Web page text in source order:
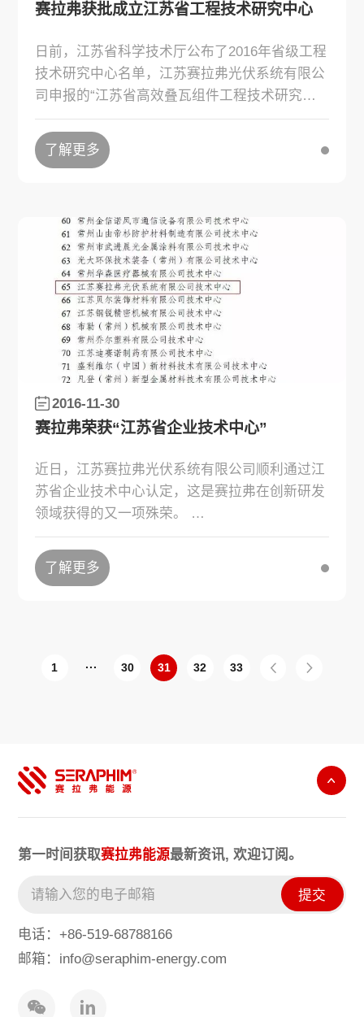
赛拉弗获批成立江苏省工程技术研究中心
日前，江苏省科学技术厅公布了2016年省级工程
技术研究中心名单，江苏赛拉弗光伏系统有限公
司申报的“江苏省高效叠瓦组件工程技术研究中
心”获得认定。这是赛拉弗继省级企业技术中心
认定后，再次在研发机构建设上的重大突破。
了解更多
2016-11-30
赛拉弗荣获“江苏省企业技术中心”
近日，江苏赛拉弗光伏系统有限公司顺利通过江
苏省企业技术中心认定，这是赛拉弗在创新研发
领域获得的又一项殊荣。
了解更多
1 ··· 30 31 32 33
第一时间获取赛拉弗能源最新资讯, 欢迎订阅。
提交
电话：+86-519-68788166
邮箱：info@seraphim-energy.com